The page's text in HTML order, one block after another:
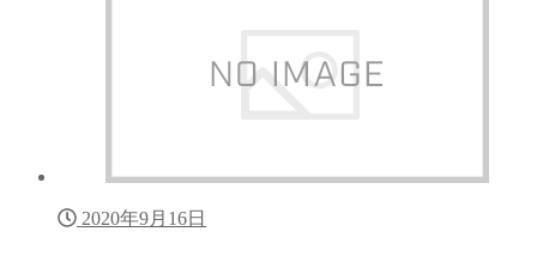
2020年9月16日